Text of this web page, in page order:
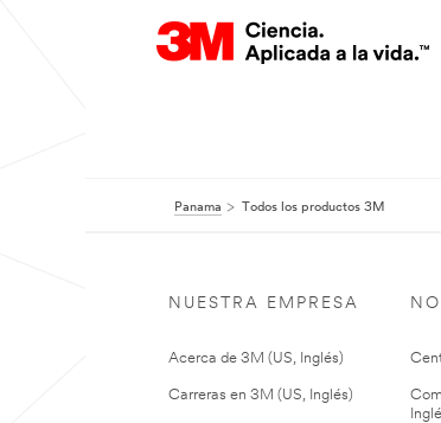
Panama Todos los productos 3M
NUESTRA EMPRESA
Acerca de 3M (US, Inglés)
Carreras en 3M (US, Inglés)